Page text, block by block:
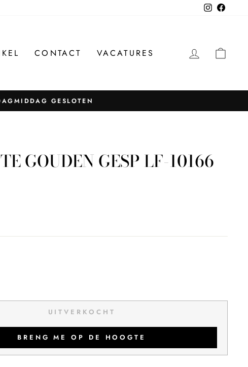
Instagram
CONTACT VACATURES
GESLOTEN
GOUDEN GESP LF-10166
UITVERKOCHT
BRENG ME OP DE HOOGTE